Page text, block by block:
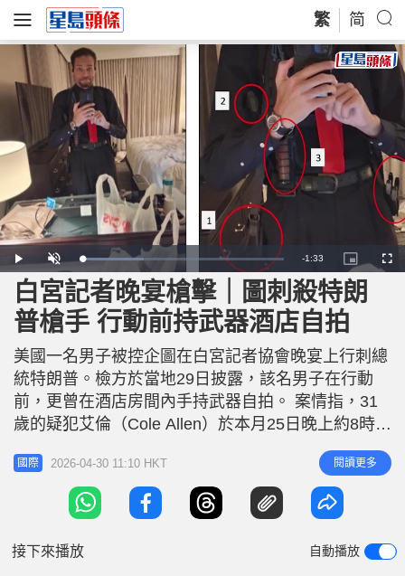
繁 简
P
l
a
y
U
n
m
u
t
e
L
o
a
d
d
:
0
6
3
%
R
e
m
i
n
i
-1:33
P
i
c
t
u
-
P
i
c
t
u
r
F
u
白宮記者晚宴槍擊｜圖刺殺特朗
普槍手 行動前持武器酒店自拍
美國一名男子被控企圖在白宮記者協會晚宴上行刺總
統特朗普。檢方於當地29日披露，該名男子在行動
前，更曾在酒店房間內手持武器自拍。 案情指，31
歲的疑犯艾倫（Cole Allen）於本月25日晚上約8時
半，離開其下榻的華盛頓希爾頓酒店房間，企圖闖入
正舉行白宮記者協會晚宴的地下宴會廳。當時，總統
特朗普及多名高層官員均在場。 相關新聞：白宮記
者晚宴槍擊｜疑犯首度出庭被加控企圖暗殺總統 曾
國際 2026-04-30 11:10 HKT 閱讀更多
接下來播放 自動播放